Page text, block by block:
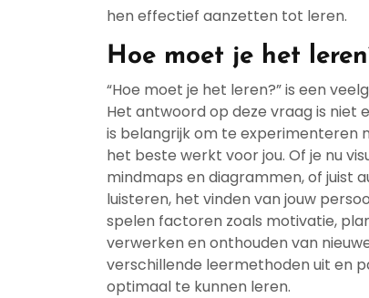
hen effectief aanzetten tot leren.
Hoe moet je het
“Hoe moet je het leren?” is een
Het antwoord op deze vraag is niet
is belangrijk om te
het beste werkt voor jou. Of je nu
mindmaps en diagrammen, of juist
luisteren, het vinden van jouw
spelen factoren zoals motivatie,
verwerken en onthouden van
verschillende leermethoden uit en
optimaal te kunnen leren.